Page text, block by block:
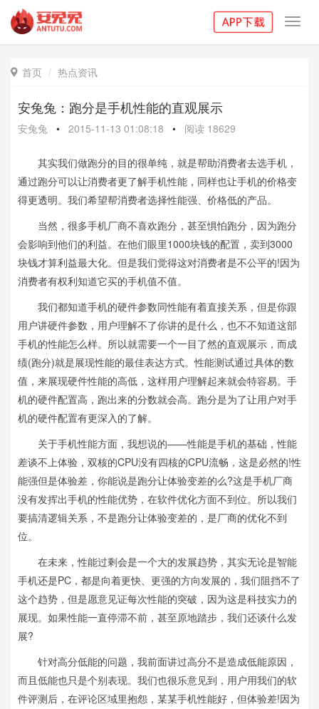
 首页 热点资讯
安兔兔：跑分是手机性能的直观展示
安兔兔 • 2015-11-13 01:08:18 • 阅读 18629
其实我们做跑分的目的很单纯，就是帮助消费者去选手机，
通过跑分可以让消费者更了解手机性能，同样也让手机的价格变
得更透明。我们希望帮消费者选择性能强、价格低的产品。
当然，很多手机厂商不喜欢跑分，甚至惧怕跑分，因为跑分
会影响到他们的利益。在他们眼里1000块钱的配置，卖到3000
块钱才算利益最大化。但是我们觉得这对消费者是不公平的!因为
消费者有权利知道它买的手机值不值。
我们都知道手机的硬件参数同性能有着直接关系，但是你跟
用户讲硬件参数，用户理解不了你讲的是什么，也不不知道这部
手机的性能怎么样。所以就需要一个一目了然的直观展示，而成
绩(跑分)就是展现性能的最佳表达方式。性能测试通过具体的数
值，来展现硬件性能的高低，这样用户理解起来就会特容易。手
机的硬件配置高，跑出来的分数就会高。跑分是为了让用户对手
机的硬件配置有更深入的了解。
关于手机性能方面，我想说的——性能是手机的基础，性能
差谈不上体验，双核的CPU没有四核的CPU流畅，这是必然的!性
能强但是体验差，你能说是跑分让体验变差的么?这是手机厂商
没有发挥出手机的性能优势，在软件优化方面不到位。所以我们
要搞清逻辑关系，不是跑分让体验变差的，是厂商的优化不到
位。
在未来，性能过剩会是一个大的发展趋势，其实无论是智能
手机还是PC，都是向着更快、更强的方向发展的，我们阻挡不了
这个趋势，但是愿意见证每次性能的突破，因为这是科技实力的
展现。如果性能一直停滞不前，甚至原地踏步，我们还谈什么发
展?
针对高分低能的问题，我前面讲过高分不是造成低能原因，
而且低能也只是个别表现。我们也很乐意见到，用户用我们的软
件评测后，在评论区域里抱怨，某某手机性能好，但体验差!因为